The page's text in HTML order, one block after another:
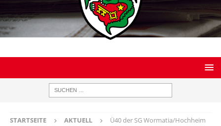
STARTSEITE AKTUELL
Ü40 der SG Wormatia/Hochheim